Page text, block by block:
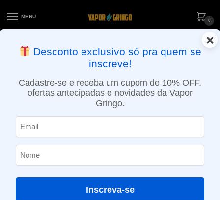
MENU
0
ENTREGA NO MESMO DIA EM SÃO PAULO (SEG A SEX): PEDIDOS
APROVADOS ATÉ 15:30 VIA MOTOBOY
×
Desconto exclusivo só pra quem se
inscreve!
Cadastre-se e receba um cupom de 10% OFF,
ofertas antecipadas e novidades da Vapor
Gringo.
Inscreva-se